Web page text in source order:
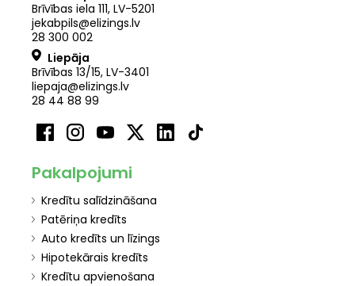
Brīvības iela 111, LV-5201
jekabpils@elizings.lv
28 300 002
Liepāja
Brīvības 13/15, LV-3401
liepaja@elizings.lv
28 44 88 99
Pakalpojumi
Kredītu salīdzināšana
Patēriņa kredīts
Auto kredīts un līzings
Hipotekārais kredīts
Kredītu apvienošana